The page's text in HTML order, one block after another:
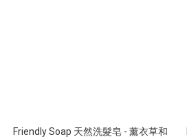
Friendly Soap 天然洗髮皂 - 薰衣草和